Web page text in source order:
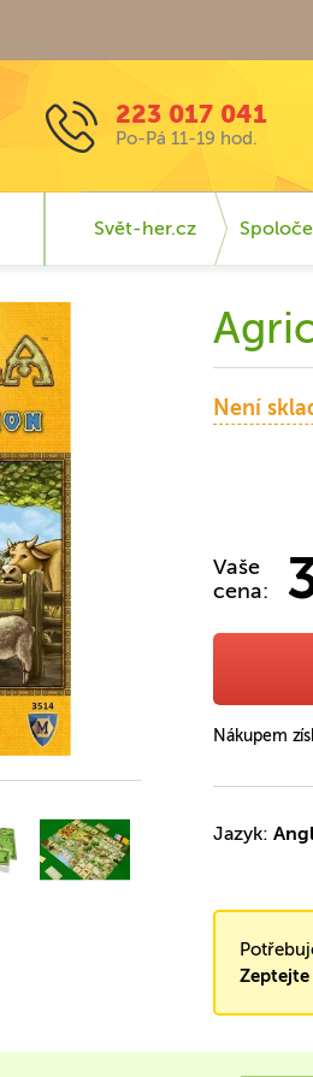
223 017 041
Po-Pá 11-19 hod.
Svět-her.cz
Vaše
cena:
Není
Nákupem
Jazyk:
Zeptejte